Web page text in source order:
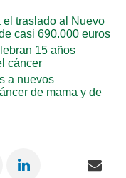
el traslado al Nuevo
casi 690.000 euros
15 años
cáncer
a nuevos
de mama y de